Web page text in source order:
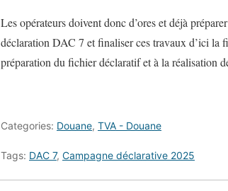
Les opérateurs doivent donc d’ores et déjà
déclaration DAC 7 et finaliser ces travaux d’ici la
préparation du fichier déclaratif et à la réalisation
Categories: Douane, TVA - Douane
Tags: DAC 7, Campagne déclarative 2025